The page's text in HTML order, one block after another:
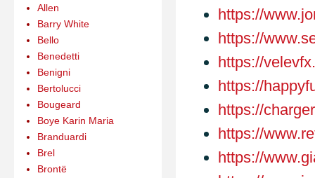
https://
https://
https://
https://
https://
https://
https://
Allen
Barry White
Bello
Benedetti
Benigni
Bertolucci
Bougeard
Boye Karin Maria
Branduardi
Brel
Brontë